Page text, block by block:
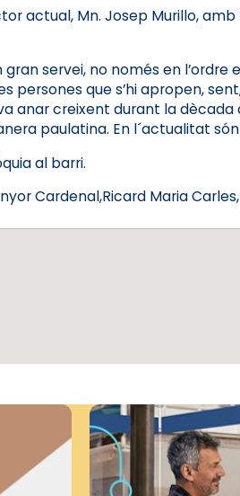
actual, Mn. Josep Murillo,
servei, no només en l’ordre
persones que s’hi apropen,
creixent durant la dècada
paulatina. En l´actualitat
al barri.
Cardenal,Ricard Maria